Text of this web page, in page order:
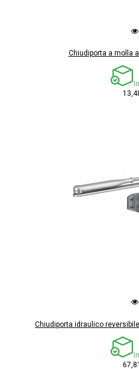
Chiudiporta a molla
Chiudiporta idraulico